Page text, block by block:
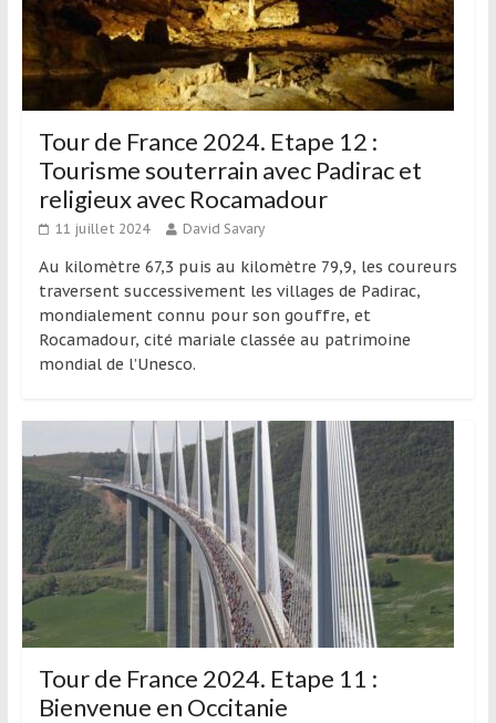
Tour de France 2024. Etape 12 :
Tourisme souterrain avec Padirac et
religieux avec Rocamadour
11 juillet 2024 David Savary
Au kilomètre 67,3 puis au kilomètre 79,9, les coureurs
traversent successivement les villages de Padirac,
mondialement connu pour son gouffre, et
Rocamadour, cité mariale classée au patrimoine
mondial de l’Unesco.
Tour de France 2024. Etape 11 :
Bienvenue en Occitanie